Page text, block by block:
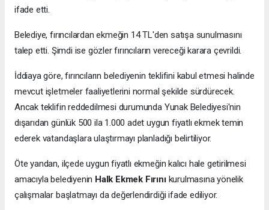
ifade etti.
Belediye, fırıncılardan ekmeğin 14 TL'den satışa sunulmasını
talep etti. Şimdi ise gözler fırıncıların vereceği karara çevrildi.
İddiaya göre, fırıncıların belediyenin teklifini kabul etmesi halinde
mevcut işletmeler faaliyetlerini normal şekilde sürdürecek.
Ancak teklifin reddedilmesi durumunda Yunak Belediyesi'nin
dışarıdan günlük 500 ila 1.000 adet uygun fiyatlı ekmek temin
ederek vatandaşlara ulaştırmayı planladığı belirtiliyor.
Öte yandan, ilçede uygun fiyatlı ekmeğin kalıcı hale getirilmesi
amacıyla belediyenin Halk Ekmek Fırınıkurulmasına yönelik
çalışmalar başlatmayı da değerlendirdiği ifade ediliyor.